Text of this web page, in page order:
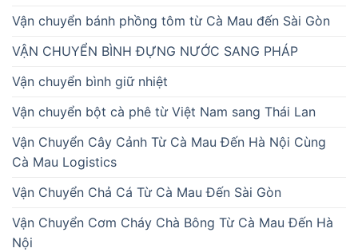
Vận chuyển bánh phồng tôm từ Cà Mau đến Sài Gòn
VẬN CHUYỂN BÌNH ĐỰNG NƯỚC SANG PHÁP
Vận chuyển bình giữ nhiệt
Vận chuyển bột cà phê từ Việt Nam sang Thái Lan
Vận Chuyển Cây Cảnh Từ Cà Mau Đến Hà Nội Cùng
Cà Mau Logistics
Vận Chuyển Chả Cá Từ Cà Mau Đến Sài Gòn
Vận Chuyển Cơm Cháy Chà Bông Từ Cà Mau Đến Hà
Nội